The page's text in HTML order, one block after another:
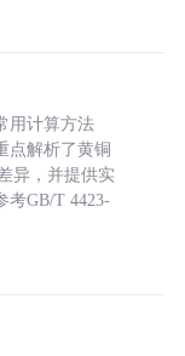
用计算方法
点解析了黄铜
异，并提供实
考GB/T 4423-